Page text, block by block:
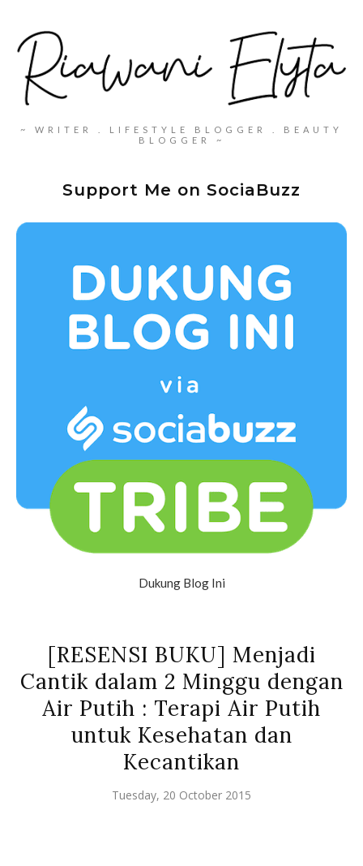
~ WRITER . LIFESTYLE BLOGGER . BEAUTY
BLOGGER ~
Support Me on SociaBuzz
Dukung Blog Ini
[RESENSI BUKU] Menjadi
Cantik dalam 2 Minggu dengan
Air Putih : Terapi Air Putih
untuk Kesehatan dan
Kecantikan
Tuesday, 20 October 2015